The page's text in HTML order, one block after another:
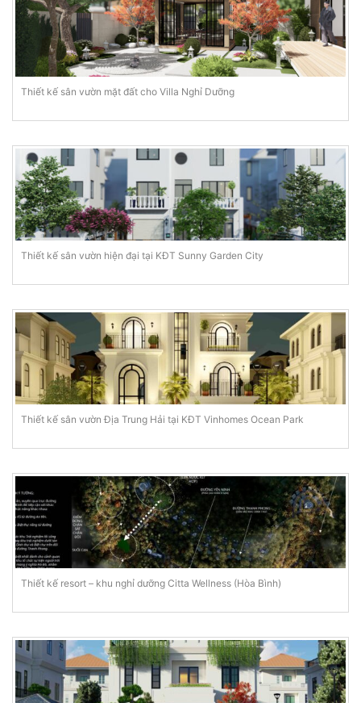
Thiết kế sân vườn mặt đất cho Villa Nghỉ Dưỡng
Thiết kế sân vườn hiện đại tại KĐT Sunny Garden City
Thiết kế sân vườn Địa Trung Hải tại KĐT Vinhomes Ocean Park
Thiết kế resort – khu nghỉ dưỡng Citta Wellness (Hòa Bình)